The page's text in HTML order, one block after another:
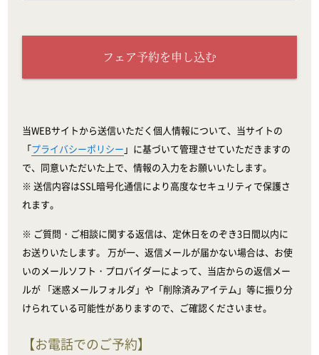
フェア予約を申し込む
当WEBサイトから送信いただく個人情報について、当サイトの
「プライバシーポリシー 」に基づいて管理させていただきますの
で、同意いただいた上で、情報の入力をお願いいたします。
※ 送信内容はSSL暗号化通信により高度なセキュリティで保護さ
れます。
※ ご質問・ご相談に関する返信は、定休日をのぞき3日間以内に
お送りいたします。 万が一、返信メールが届かない場合は、お使
いのメールソフト・プロバイダーによって、当店からの返信メー
ルが 「迷惑メールフォルダ」や「削除済みアイテム」等に振り分
けられている可能性がありますので、ご確認くださいませ。
【お電話でのご予約】